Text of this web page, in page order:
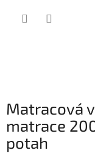
Matracová
matrace
potah